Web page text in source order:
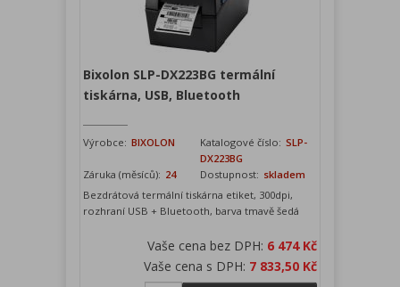
Bixolon SLP-DX223BG termální
tiskárna, USB, Bluetooth
Výrobce: BIXOLON Katalogové číslo: SLP-
DX223BG
Záruka (měsíců): 24 Dostupnost: skladem
Bezdrátová termální tiskárna etiket, 300dpi,
rozhraní USB + Bluetooth, barva tmavě šedá
Vaše cena bez DPH: 6 474 Kč
Vaše cena s DPH: 7 833,50 Kč